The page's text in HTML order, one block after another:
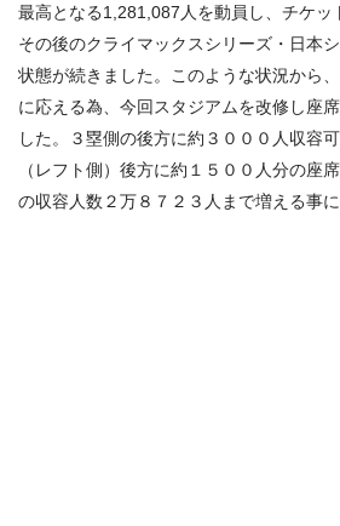
最高となる1,281,087人を動員し、チケッ
その後のクライマックスシリーズ・日本
状態が続きました。このような状況から
に応える為、今回スタジアムを改修し座
した。３塁側の後方に約３０００人収容
（レフト側）後方に約１５００人分の座
の収容人数２万８７２３人まで増える事に